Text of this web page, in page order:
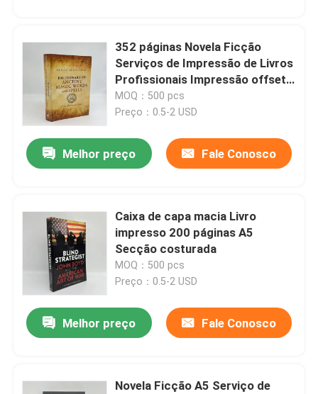
352 páginas Novela Ficção
Serviços de Impressão de Livros
Profissionais Impressão offset
80gm
MOQ：500 pcs
Preço：0.5-2 USD
Melhor preço Fale Conosco
Caixa de capa macia Livro
impresso 200 páginas A5
Secção costurada
MOQ：500 pcs
Preço：0.5-2 USD
Melhor preço Fale Conosco
Novela Ficção A5 Serviço de